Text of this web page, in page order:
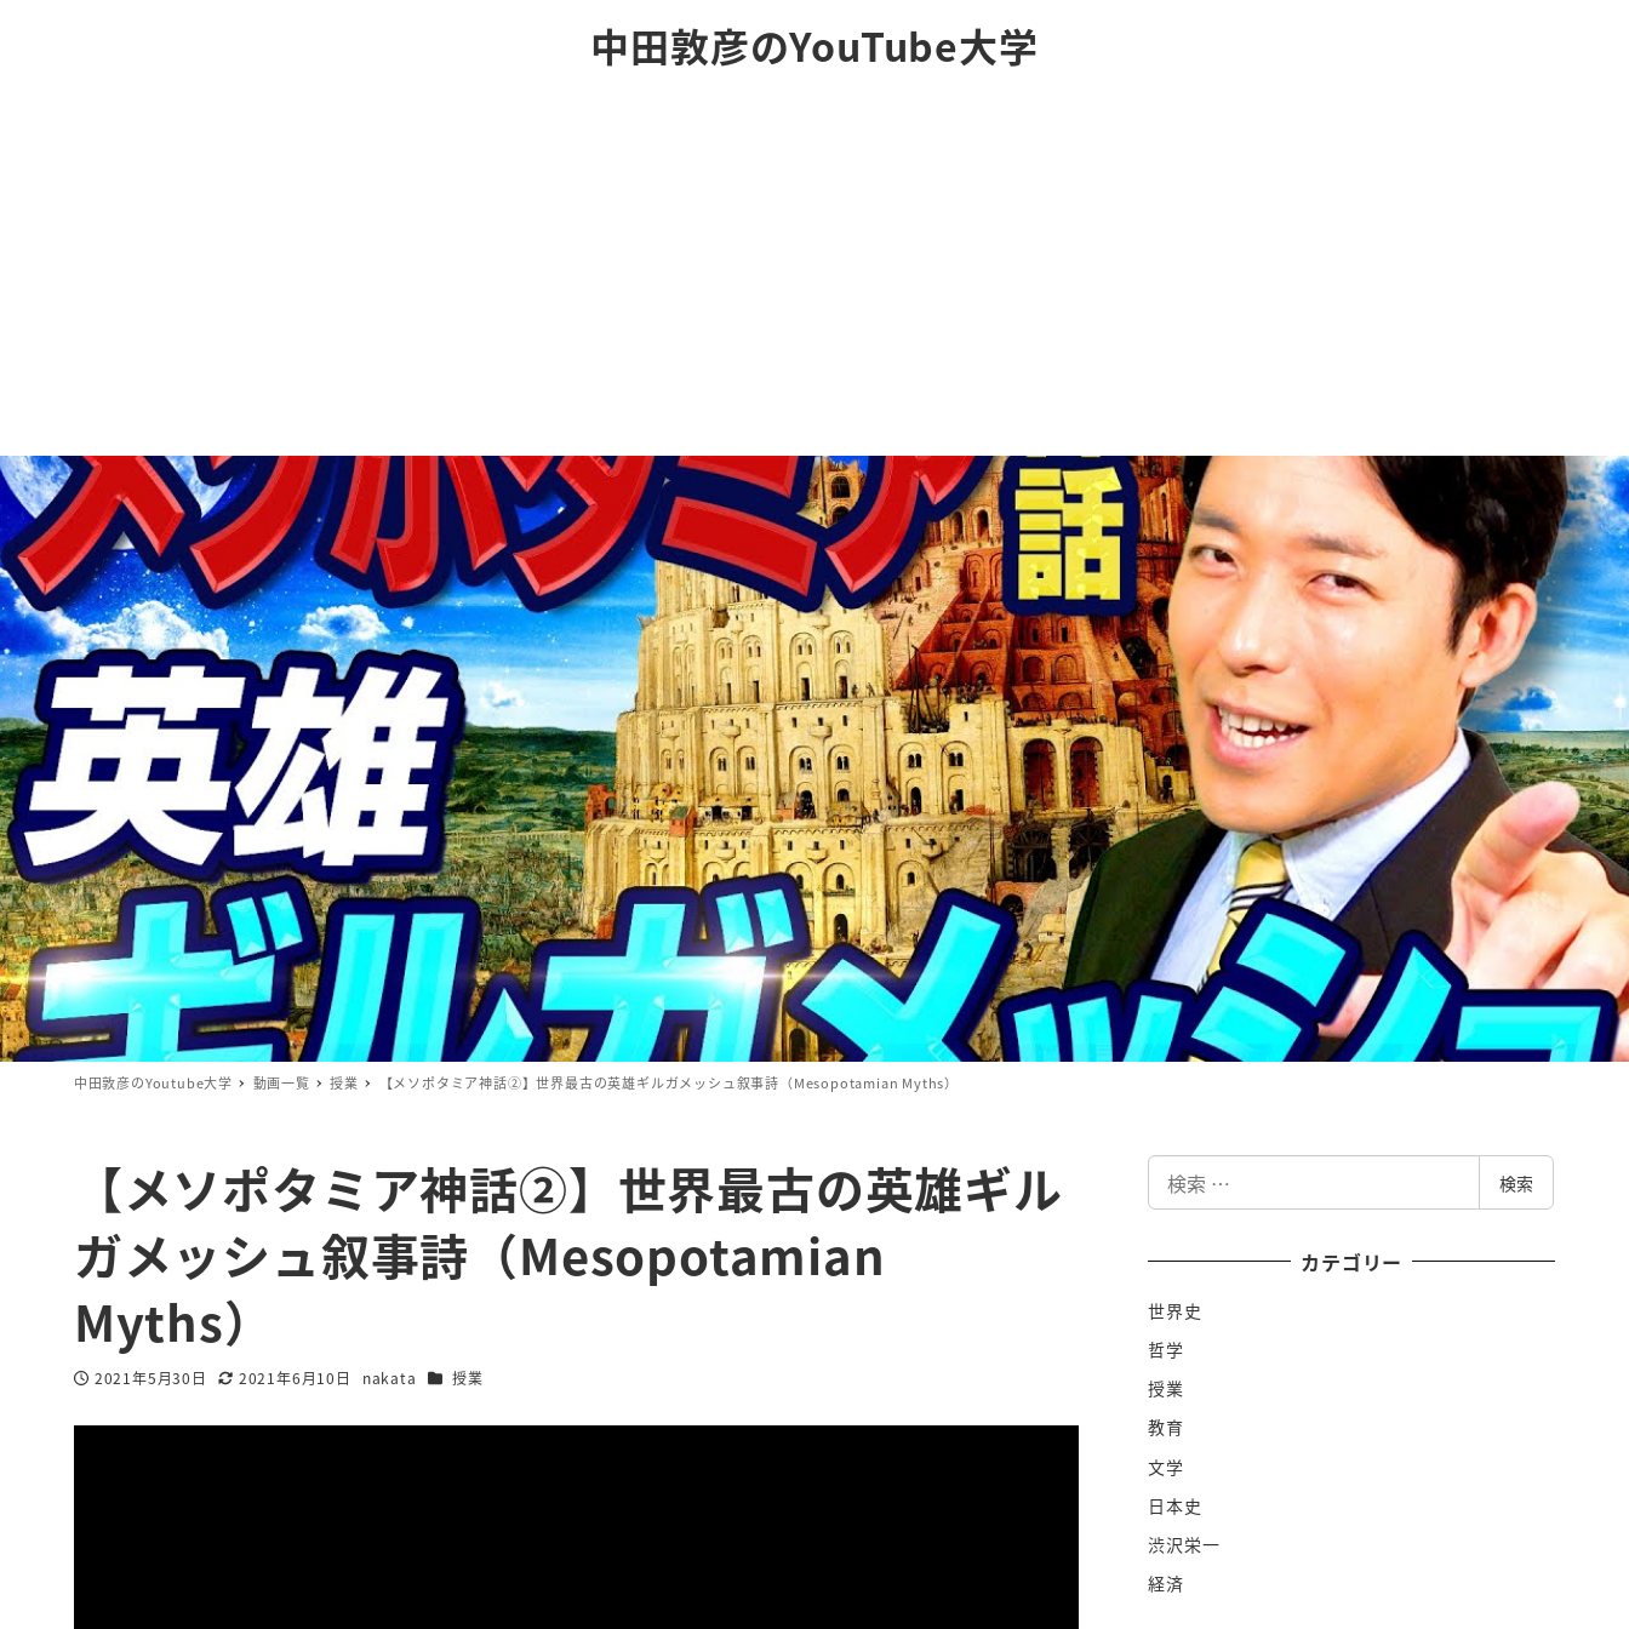
中田敦彦のYouTube大学
中田敦彦のYoutube大学 動画一覧 授業 【メソポタミア神話②】世界最古の英雄ギルガメッシュ叙事詩（Mesopotamian Myths）
【メソポタミア神話②】世界最古の英雄ギル
ガメッシュ叙事詩（Mesopotamian
Myths）
投稿日
2021年5月30日
更新日
2021年6月10日
著
nakata カテゴリー
授業
索
検索
カテゴリー
世界史
哲学
授業
教育
文学
日本史
渋沢栄一
経済